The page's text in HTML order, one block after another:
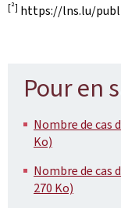
[2] https://lns.lu/
Pour en
Nombre de cas
Ko)
Nombre de cas
270 Ko)